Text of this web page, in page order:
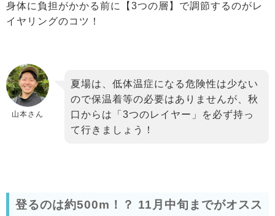
身体に負担がかかる前に【3つの層】で調節するのがレ
イヤリングのコツ！
山本さん
夏場は、低体温症になる危険性は少ない
ので保温着等の必要はありませんが、秋
口からは「3つのレイヤー」を必ず持っ
て行きましょう！
登るのは約500m！？ 11月中旬までがオスス